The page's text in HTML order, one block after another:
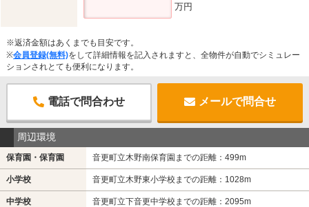
万円
※返済金額はあくまでも目安です。
※会員登録(無料)をして詳細情報を記入されますと、全物件が自動でシミュレー
ションされとても便利になります。
電話で問合わせ メールで問合せ
周辺環境
保育園・保育園 音更町立木野南保育園までの距離：499m
小学校 音更町立木野東小学校までの距離：1028m
中学校 音更町立下音更中学校までの距離：2095m